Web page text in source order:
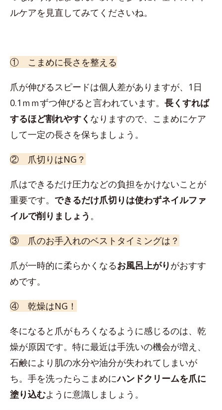
ルケアを見直してみてくださいね。
① こまめに長さを整える
爪が伸びるスピードは個人差がありますが、1日
0.1ｍｍずつ伸びると言われています。 長くすれば
するほど割れやすく なりますので、こまめにケア
して一定の長さを保ちましょう。
② 爪切りはNG？
爪はできるだけ圧力などの負担をかけないことが
重要です。 できるだけ爪切りは使わずネイルファ
イルで削りましょう 。
③ 爪のお手入れのベストタイミングは？
爪が一時的に柔らかくなるお風呂上がりがおすす
めです。
④ 乾燥はNG！
冬になると爪がもろくなるように感じるのは、乾
燥が原因です。特に最近は手洗いの機会が増え、
石鹸により肌の水分や油分が失われてしまいが
ち。手を洗ったらこまめにハンドクリームを爪に
塗り込むように意識しましょう。